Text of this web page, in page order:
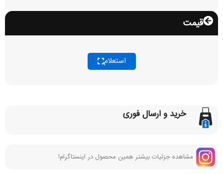
قیمت
استعلام
خرید و ارسال فوری
مشاهده جزئیات بیشتر همین محصول در اینستاگرام!